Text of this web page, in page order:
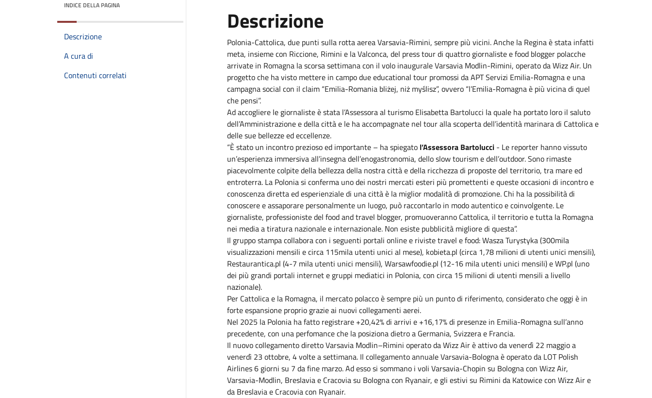
INDICE DELLA PAGINA
Descrizione
A cura di
Contenuti correlati
Descrizione
Polonia-Cattolica, due punti sulla rotta aerea Varsavia-Rimini, sempre più vicini. Anche la Regina è stata infatti
meta, insieme con Riccione, Rimini e la Valconca, del press tour di quattro giornaliste e food blogger polacche
arrivate in Romagna la scorsa settimana con il volo inaugurale Varsavia Modlin-Rimini, operato da Wizz Air. Un
progetto che ha visto mettere in campo due educational tour promossi da APT Servizi Emilia-Romagna e una
campagna social con il claim “Emilia-Romania bliżej, niż myślisz”, ovvero “l’Emilia-Romagna è più vicina di quel
che pensi”.
Ad accogliere le giornaliste è stata l’Assessora al turismo Elisabetta Bartolucci la quale ha portato loro il saluto
dell’Amministrazione e della città e le ha accompagnate nel tour alla scoperta dell’identità marinara di Cattolica e
delle sue bellezze ed eccellenze.
“È stato un incontro prezioso ed importante – ha spiegato l’Assessora Bartolucci- Le reporter hanno vissuto
un’esperienza immersiva all’insegna dell’enogastronomia, dello slow tourism e dell’outdoor. Sono rimaste
piacevolmente colpite della bellezza della nostra città e della ricchezza di proposte del territorio, tra mare ed
entroterra. La Polonia si conferma uno dei nostri mercati esteri più promettenti e queste occasioni di incontro e
conoscenza diretta ed esperienziale di una città è la miglior modalità di promozione. Chi ha la possibilità di
conoscere e assaporare personalmente un luogo, può raccontarlo in modo autentico e coinvolgente. Le
giornaliste, professioniste del food and travel blogger, promuoveranno Cattolica, il territorio e tutta la Romagna
nei media a tiratura nazionale e internazionale. Non esiste pubblicità migliore di questa”.
Il gruppo stampa collabora con i seguenti portali online e riviste travel e food: Wasza Turystyka (300mila
visualizzazioni mensili e circa 115mila utenti unici al mese), kobieta.pl (circa 1,78 milioni di utenti unici mensili),
Restaurantica.pl (4-7 mila utenti unici mensili), Warsawfoodie.pl (12-16 mila utenti unici mensili) e WP.pl (uno
dei più grandi portali internet e gruppi mediatici in Polonia, con circa 15 milioni di utenti mensili a livello
nazionale).
Per Cattolica e la Romagna, il mercato polacco è sempre più un punto di riferimento, considerato che oggi è in
forte espansione proprio grazie ai nuovi collegamenti aerei.
Nel 2025 la Polonia ha fatto registrare +20,42% di arrivi e +16,17% di presenze in Emilia-Romagna sull’anno
precedente, con una perfomance che la posiziona dietro a Germania, Svizzera e Francia.
Il nuovo collegamento diretto Varsavia Modlin–Rimini operato da Wizz Air è attivo da venerdì 22 maggio a
venerdì 23 ottobre, 4 volte a settimana. Il collegamento annuale Varsavia-Bologna è operato da LOT Polish
Airlines 6 giorni su 7 da fine marzo. Ad esso si sommano i voli Varsavia-Chopin su Bologna con Wizz Air,
Varsavia-Modlin, Breslavia e Cracovia su Bologna con Ryanair, e gli estivi su Rimini da Katowice con Wizz Air e
da Breslavia e Cracovia con Ryanair.